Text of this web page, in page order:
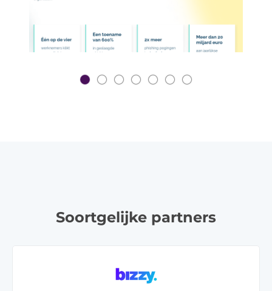
Soortgelijke partners